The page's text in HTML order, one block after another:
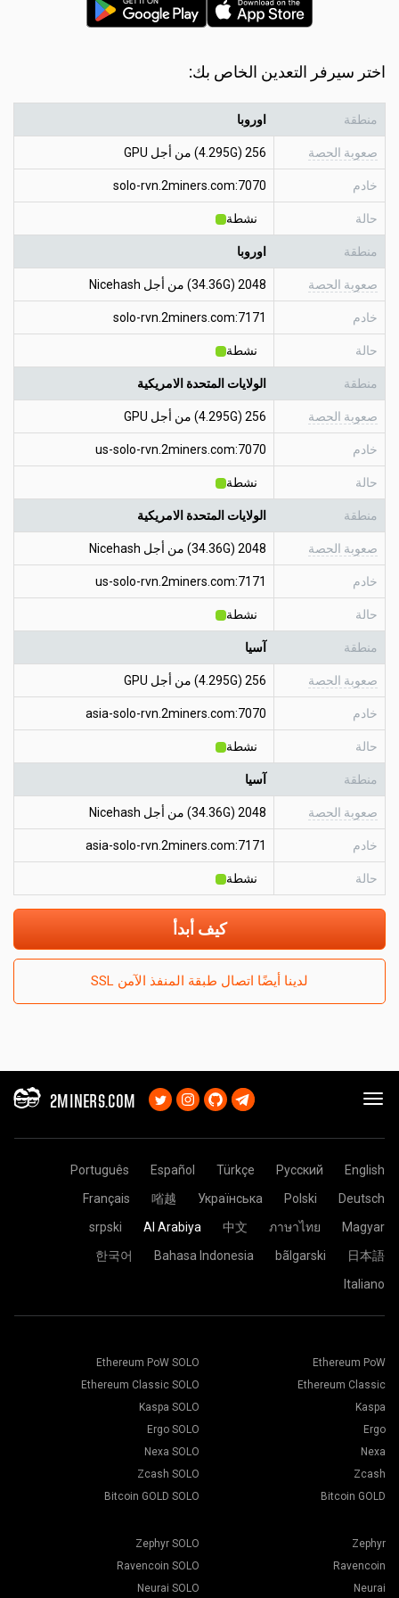
اختر سيرفر التعدين الخاص بك:
منطقة اوروبا
صعوبة الحصة 256 (4.295G) من أجل GPU
خادم solo-rvn.2miners.com:7070
حالة نشطة
منطقة اوروبا
صعوبة الحصة 2048 (34.36G) من أجل Nicehash
خادم solo-rvn.2miners.com:7171
حالة نشطة
منطقة الولايات المتحدة الامريكية
صعوبة الحصة 256 (4.295G) من أجل GPU
خادم us-solo-rvn.2miners.com:7070
حالة نشطة
منطقة الولايات المتحدة الامريكية
صعوبة الحصة 2048 (34.36G) من أجل Nicehash
خادم us-solo-rvn.2miners.com:7171
حالة نشطة
منطقة آسيا
صعوبة الحصة 256 (4.295G) من أجل GPU
خادم asia-solo-rvn.2miners.com:7070
حالة نشطة
منطقة آسيا
صعوبة الحصة 2048 (34.36G) من أجل Nicehash
خادم asia-solo-rvn.2miners.com:7171
حالة نشطة
كيف أبدأ
لدينا أيضًا اتصال طبقة المنفذ الآمن SSL
2MINERS.COM
English
Русский
Türkçe
Español
Português
Deutsch
Polski
Українська
㗂越
Français
Magyar
ภาษาไทย
中文
Al Arabiya
srpski
日本語
bãlgarski
Bahasa Indonesia
한국어
Italiano
Ethereum PoW
Ethereum Classic
Kaspa
Ergo
Nexa
Zcash
Bitcoin GOLD
Ethereum PoW SOLO
Ethereum Classic SOLO
Kaspa SOLO
Ergo SOLO
Nexa SOLO
Zcash SOLO
Bitcoin GOLD SOLO
Zephyr
Ravencoin
Neurai
Zephyr SOLO
Ravencoin SOLO
Neurai SOLO